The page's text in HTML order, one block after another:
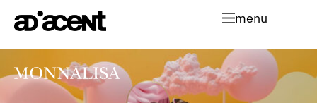
menu